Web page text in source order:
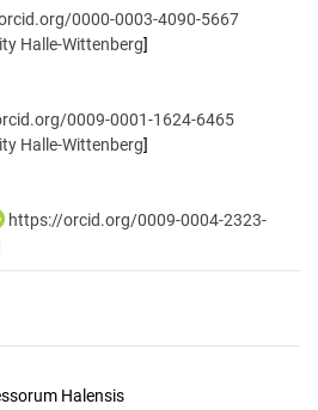
0000-0003-4090-5667
Halle-Wittenberg]
0009-0001-1624-6465
Halle-Wittenberg]
https://orcid.org/0009-0004-2323-
Halensis